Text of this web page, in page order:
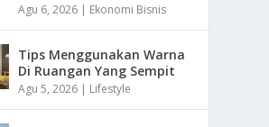
Agu 6, 2026 | Ekonomi Bisnis
Tips Menggunakan Warna
Di Ruangan Yang Sempit
Agu 5, 2026 | Lifestyle